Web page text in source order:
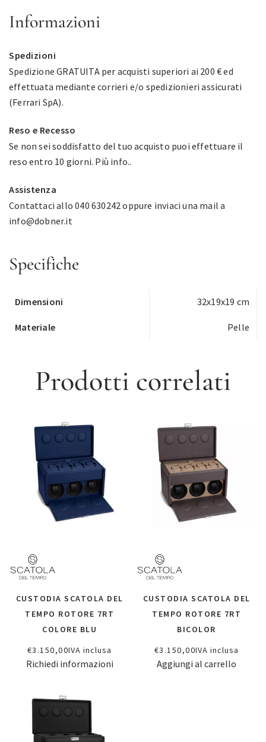
Informazioni
Spedizioni
Spedizione GRATUITA per acquisti superiori ai 200 € ed
effettuata mediante corrieri e/o spedizionieri assicurati
(Ferrari SpA).
Reso e Recesso
Se non sei soddisfatto del tuo acquisto puoi effettuare il
reso entro 10 giorni. Più info..
Assistenza
Contattaci allo 040 630242 oppure inviaci una mail a
info@dobner.it
Specifiche
Dimensioni 32x19x19 cm
Materiale Pelle
Prodotti correlati
CUSTODIA SCATOLA DEL
TEMPO ROTORE 7RT
COLORE BLU
€3.150,00IVA inclusa
Richiedi informazioni
CUSTODIA SCATOLA DEL
TEMPO ROTORE 7RT
BICOLOR
€3.150,00IVA inclusa
Aggiungi al carrello